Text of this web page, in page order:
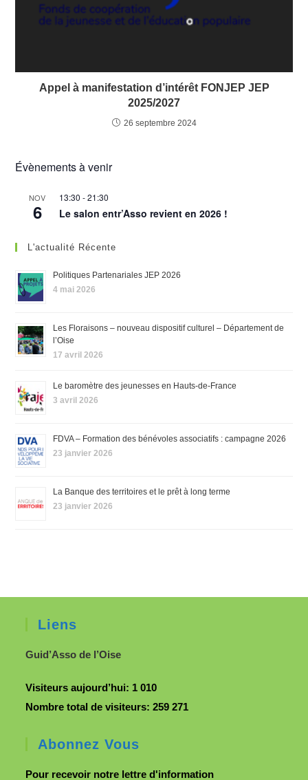
Appel à manifestation d’intérêt FONJEP JEP
2025/2027
26 septembre 2024
Évènements à venir
NOV
6
13:30 -21:30
Le salon entr’Asso revient en 2026 !
L'actualité Récente
Politiques Partenariales JEP 2026
4 mai 2026
Les Floraisons – nouveau dispositif culturel – Département de
l’Oise
17 avril 2026
Le baromètre des jeunesses en Hauts-de-France
3 avril 2026
FDVA – Formation des bénévoles associatifs : campagne 2026
23 janvier 2026
La Banque des territoires et le prêt à long terme
23 janvier 2026
Liens
Guid’Asso de l’Oise
Visiteurs aujourd’hui: 1 010
Nombre total de visiteurs:259 271
Abonnez Vous
Pour recevoir notre lettre d'information